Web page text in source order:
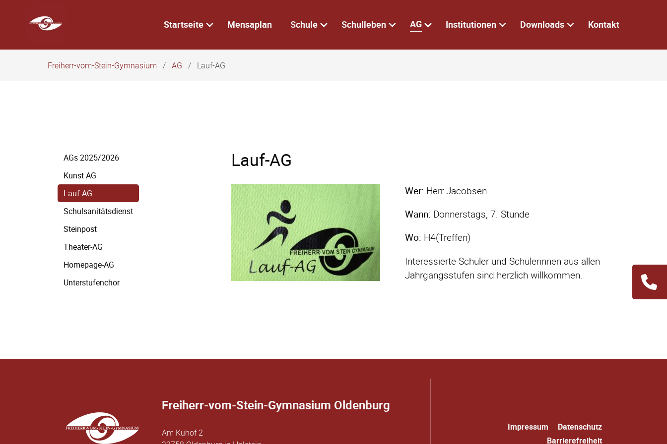
überspringen
Startseite Mensaplan Schule Schulleben AG Institutionen Downloads Kontakt
Freiherr-vom-Stein-Gymnasium AG Lauf-AG
Lauf-AG
Wer: Herr Jacobsen
Wann: Donnerstags, 7. Stunde
Wo: H4(Treffen)
Interessierte Schüler und Schülerinnen aus allen
Jahrgangsstufen sind herzlich willkommen.
Navigation
AGs 2025/2026
Kunst AG
Lauf-AG
Schulsanitätsdienst
Steinpost
Theater-AG
Homepage-AG
Unterstufenchor
Freiherr-vom-Stein-Gymnasium Oldenburg
Am Kuhof 2
Impressum
Datenschutz
Barrierefreiheit
Navigation